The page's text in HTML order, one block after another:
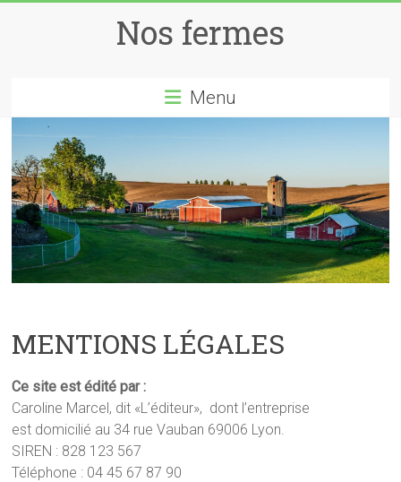
Nos fermes
Menu
MENTIONS LÉGALES
Ce site est édité par :
Caroline Marcel, dit «L’éditeur», dont l’entreprise
est domicilié au 34 rue Vauban 69006 Lyon.
SIREN : 828 123 567
Téléphone : 04 45 67 87 90